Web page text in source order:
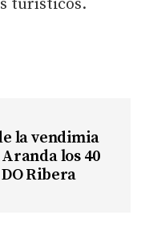
turísticos.
la vendimia
los 40
Ribera